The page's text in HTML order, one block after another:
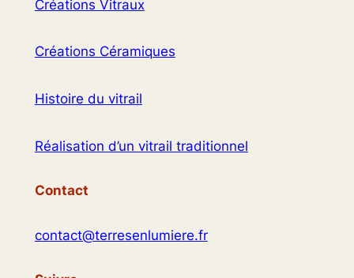
Créations Vitraux
Créations Céramiques
Histoire du vitrail
Réalisation d’un vitrail traditionnel
Contact
contact@terresenlumiere.fr